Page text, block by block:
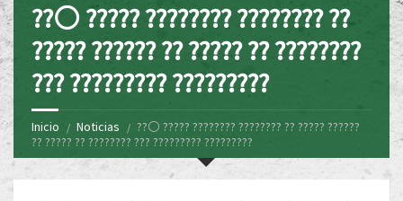
??⚪ ????? ???????? ???????? ??
????? ?????? ?? ????? ?? ????????
??? ????????? ?????????
Inicio Noticias
??⚪ ????? ???????? ???????? ?? ????? ??????
?? ????? ?? ???????? ??? ????????? ?????????